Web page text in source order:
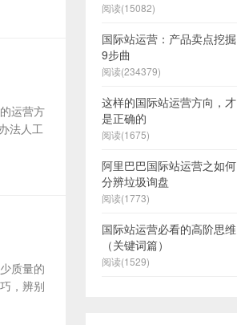
运营方
法人工
质量的
，辨别
阅读(15082)
国际站运营：产品卖点挖掘
9步曲
阅读(234379)
这样的国际站运营方向，才
是正确的
阅读(1675)
阿里巴巴国际站运营之如何
分辨垃圾询盘
阅读(1773)
国际站运营必看的高阶思维
（关键词篇）
阅读(1529)